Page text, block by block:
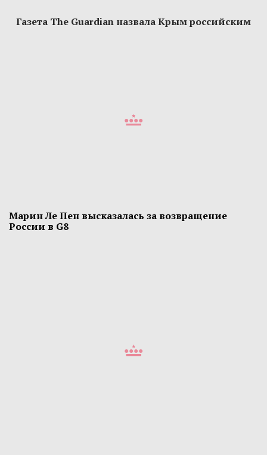
Газета The Guardian назвала Крым российским
Марин Ле Пен высказалась за возвращение
России в G8